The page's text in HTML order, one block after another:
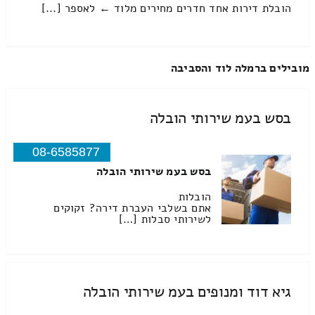
הובלת דירות אחד חדרים מחירים מלוד ← לאספר [...]
מובילים ברמלה לוד והסביבה
בסש בעמ שירותי הובלה
08-6585877
בסש בעמ שירותי הובלה
הובלות
אתם בשלבי העברת דירה? זקוקים
לשירותי סבלות […]
גיא דוד ומנופים בעמ שירותי הובלה